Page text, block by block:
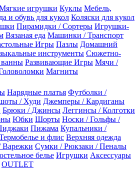
игрушки Куклы Мебель,
и обувь для кукол Коляски для кукол
Пирамидки / Сортеры Игрушки-
Вязаная еда Машинки / Транспорт
Игры Пазлы Домашний
инструменты Сюжетно-
Развивающие Игры Мячи /
Магниты
Нарядные платья Футболки /
/ Худи Джемперы / Кардиганы
Брюки / Джинсы Леггинсы / Колготки
Юбки Шорты Носки / Гольфы /
Пижама Купальники /
и флис Верхняя одежда
Сумки / Рюкзаки / Пеналы
белье Игрушки Аксессуары
OUTLET